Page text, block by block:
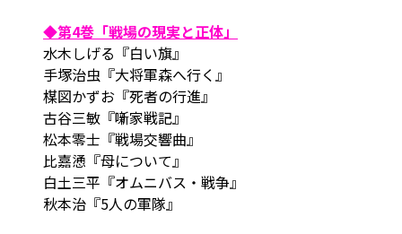
◆第4巻「戦場の現実と正体」
水木しげる『白い旗』
手塚治虫『大将軍森へ行く』
楳図かずお『死者の行進』
古谷三敏『噺家戦記』
松本零士『戦場交響曲』
比嘉慂『母について』
白土三平『オムニバス・戦争』
秋本治『5人の軍隊』